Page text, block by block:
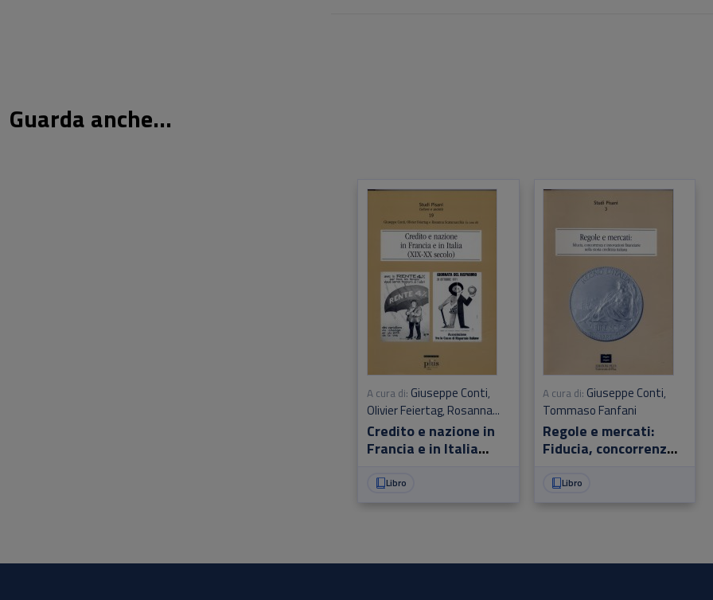
Guarda anche...
Credito e nazione in
Francia e in Italia
A cura di: Giuseppe Conti,
Olivier Feiertag, Rosanna
Scatamacchia
Libro
Regole e mercati:
Fiducia, concorrenza
finanziaria nella
storia creditizia
A cura di: Giuseppe Conti,
Tommaso Fanfani
Libro